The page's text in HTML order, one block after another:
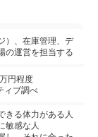
）、在庫管理、デ
の運営を担当する
円程度
ィブ調べ
きる体力がある人
敏感な人